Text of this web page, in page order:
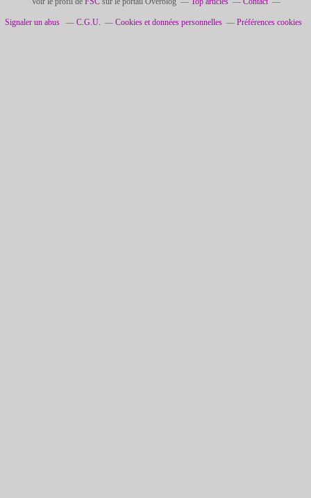
Signaler un abus C.G.U. Cookies et données personnelles Préférences cookies